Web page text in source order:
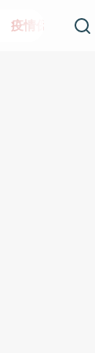
疫情保衛戰